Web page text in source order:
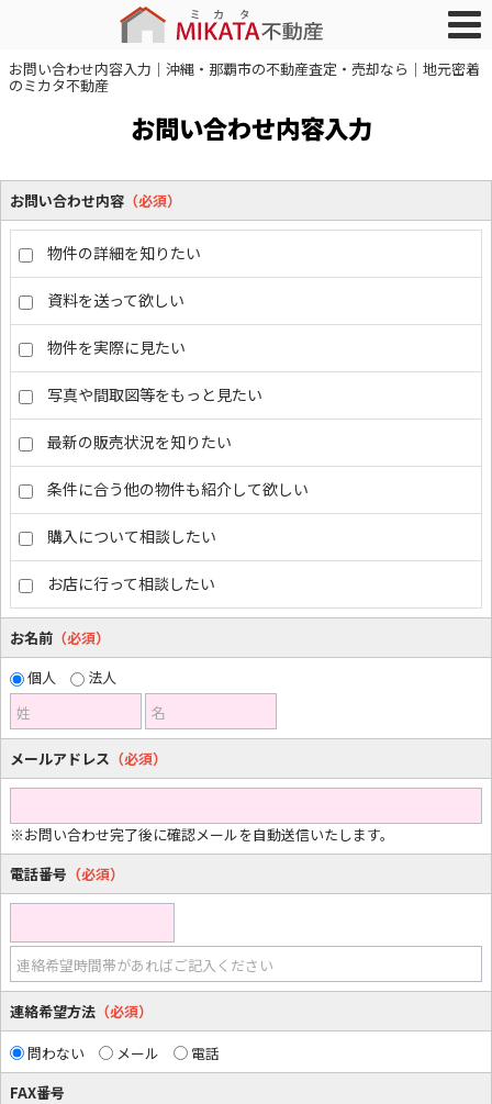
お問い合わせ内容入力｜沖縄・那覇市の不動産査定・売却なら｜地元密着
のミカタ不動産
お問い合わせ内容入力
お問い合わせ内容 （必須）
物件の詳細を知りたい
資料を送って欲しい
物件を実際に見たい
写真や間取図等をもっと見たい
最新の販売状況を知りたい
条件に合う他の物件も紹介して欲しい
購入について相談したい
お店に行って相談したい
お名前 （必須）
個人
法人
姓
名
メールアドレス （必須）
※お問い合わせ完了後に確認メールを自動送信いたします。
電話番号 （必須）
連絡希望時間帯があればご記入ください
連絡希望方法 （必須）
問わない
メール
電話
FAX番号